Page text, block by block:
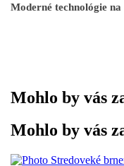
Moderné technológie
Mohlo by vás
Mohlo by vás